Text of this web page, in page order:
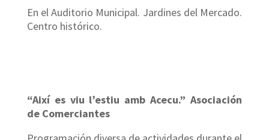
En el Auditorio Municipal. Jardines del Mercado.
Centro histórico.
“Així es viu l’estiu amb Acecu.” Asociación
de Comerciantes